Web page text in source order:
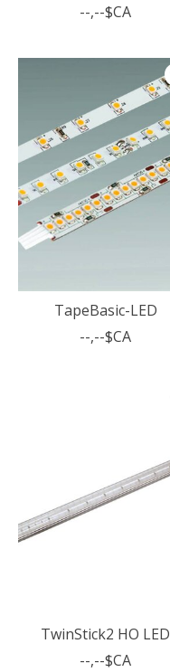
--,--$CA
TapeBasic-LED
--,--$CA
TwinStick2 HO LED
--,--$CA